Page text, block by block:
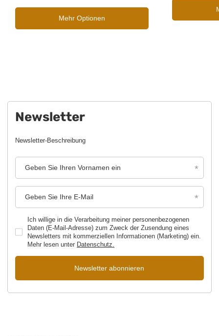
Mehr Optionen
Newsletter
Newsletter-Beschreibung
Geben Sie Ihren Vornamen ein
Geben Sie Ihre E-Mail
Ich willige in die Verarbeitung meiner personenbezogenen
Daten (E-Mail-Adresse) zum Zweck der Zusendung eines
Newsletters mit kommerziellen Informationen (Marketing) ein.
Mehr lesen unter Datenschutz.
Newsletter abonnieren